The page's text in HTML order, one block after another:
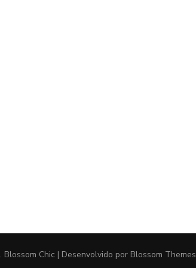
. Blossom Chic | Desenvolvido por Blossom Themes